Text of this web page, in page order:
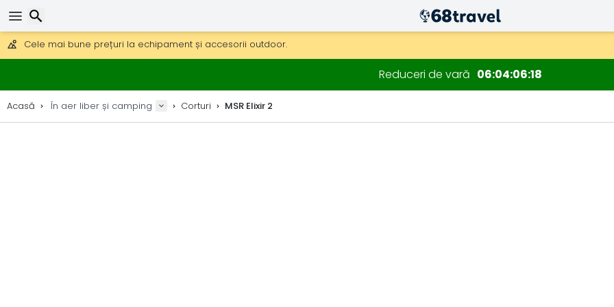
Obțineți transport gratuit la comenzi peste 290 lei.
30 zile pentru retur, 90 zile pentru hărți din lemn și decorațiuni.
Reduceri de vară 06 04 06 17
Acasă În aer liber și camping Corturi MSR Elixir 2